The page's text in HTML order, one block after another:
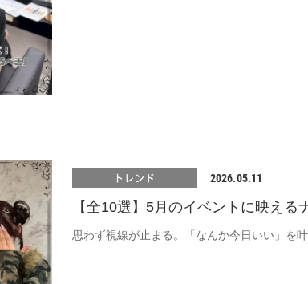
トレンド 2026.05.11
【全10選】5月のイベントに映える
思わず視線が止まる。「なんか今日いい」を